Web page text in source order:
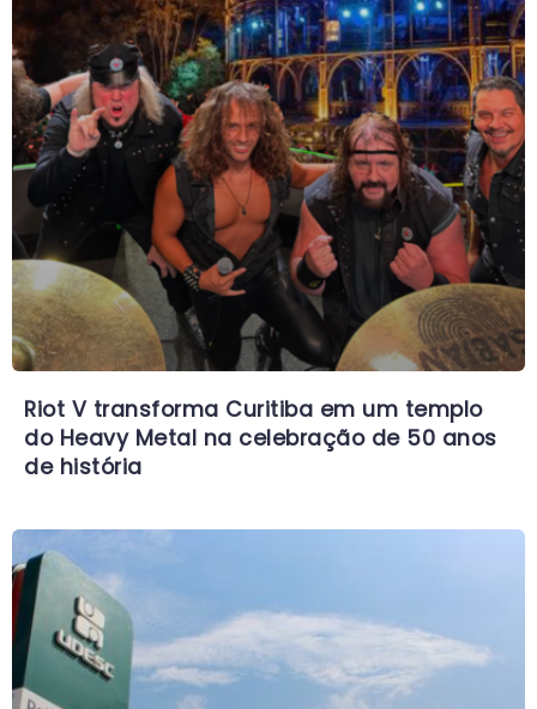
Riot V transforma Curitiba em um templo
do Heavy Metal na celebração de 50 anos
de história